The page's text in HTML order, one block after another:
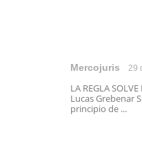
Mercojuris 29
LA REGLA
Lucas Grebenar
principio de ...